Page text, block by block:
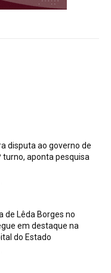
disputa ao governo de
turno, aponta pesquisa
de Lêda Borges no
em destaque na
do Estado